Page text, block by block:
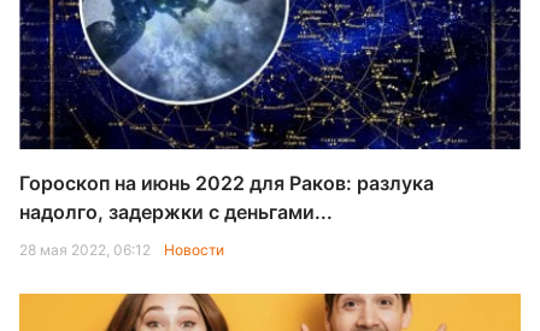
Гороскоп на июнь 2022 для Раков: разлука
надолго, задержки с деньгами...
28 мая 2022, 06:12 Новости